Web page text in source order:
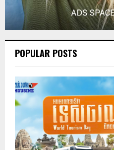
POPULAR POSTS